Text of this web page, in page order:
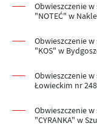
Obwieszczenie
"NOTEĆ" w
Obwieszczenie
"KOS" w
Obwieszczenie
Łowieckim nr
Obwieszczenie
"CYRANKA" w